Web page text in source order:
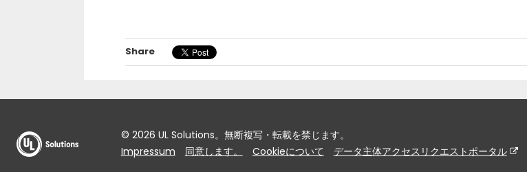
Share
© 2026 UL Solutions。無断複写・転載を禁じます。
Impressum
同意します。 Cookieについて データ主体アクセスリクエストポータル